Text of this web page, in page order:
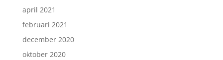
april 2021
februari 2021
december 2020
oktober 2020